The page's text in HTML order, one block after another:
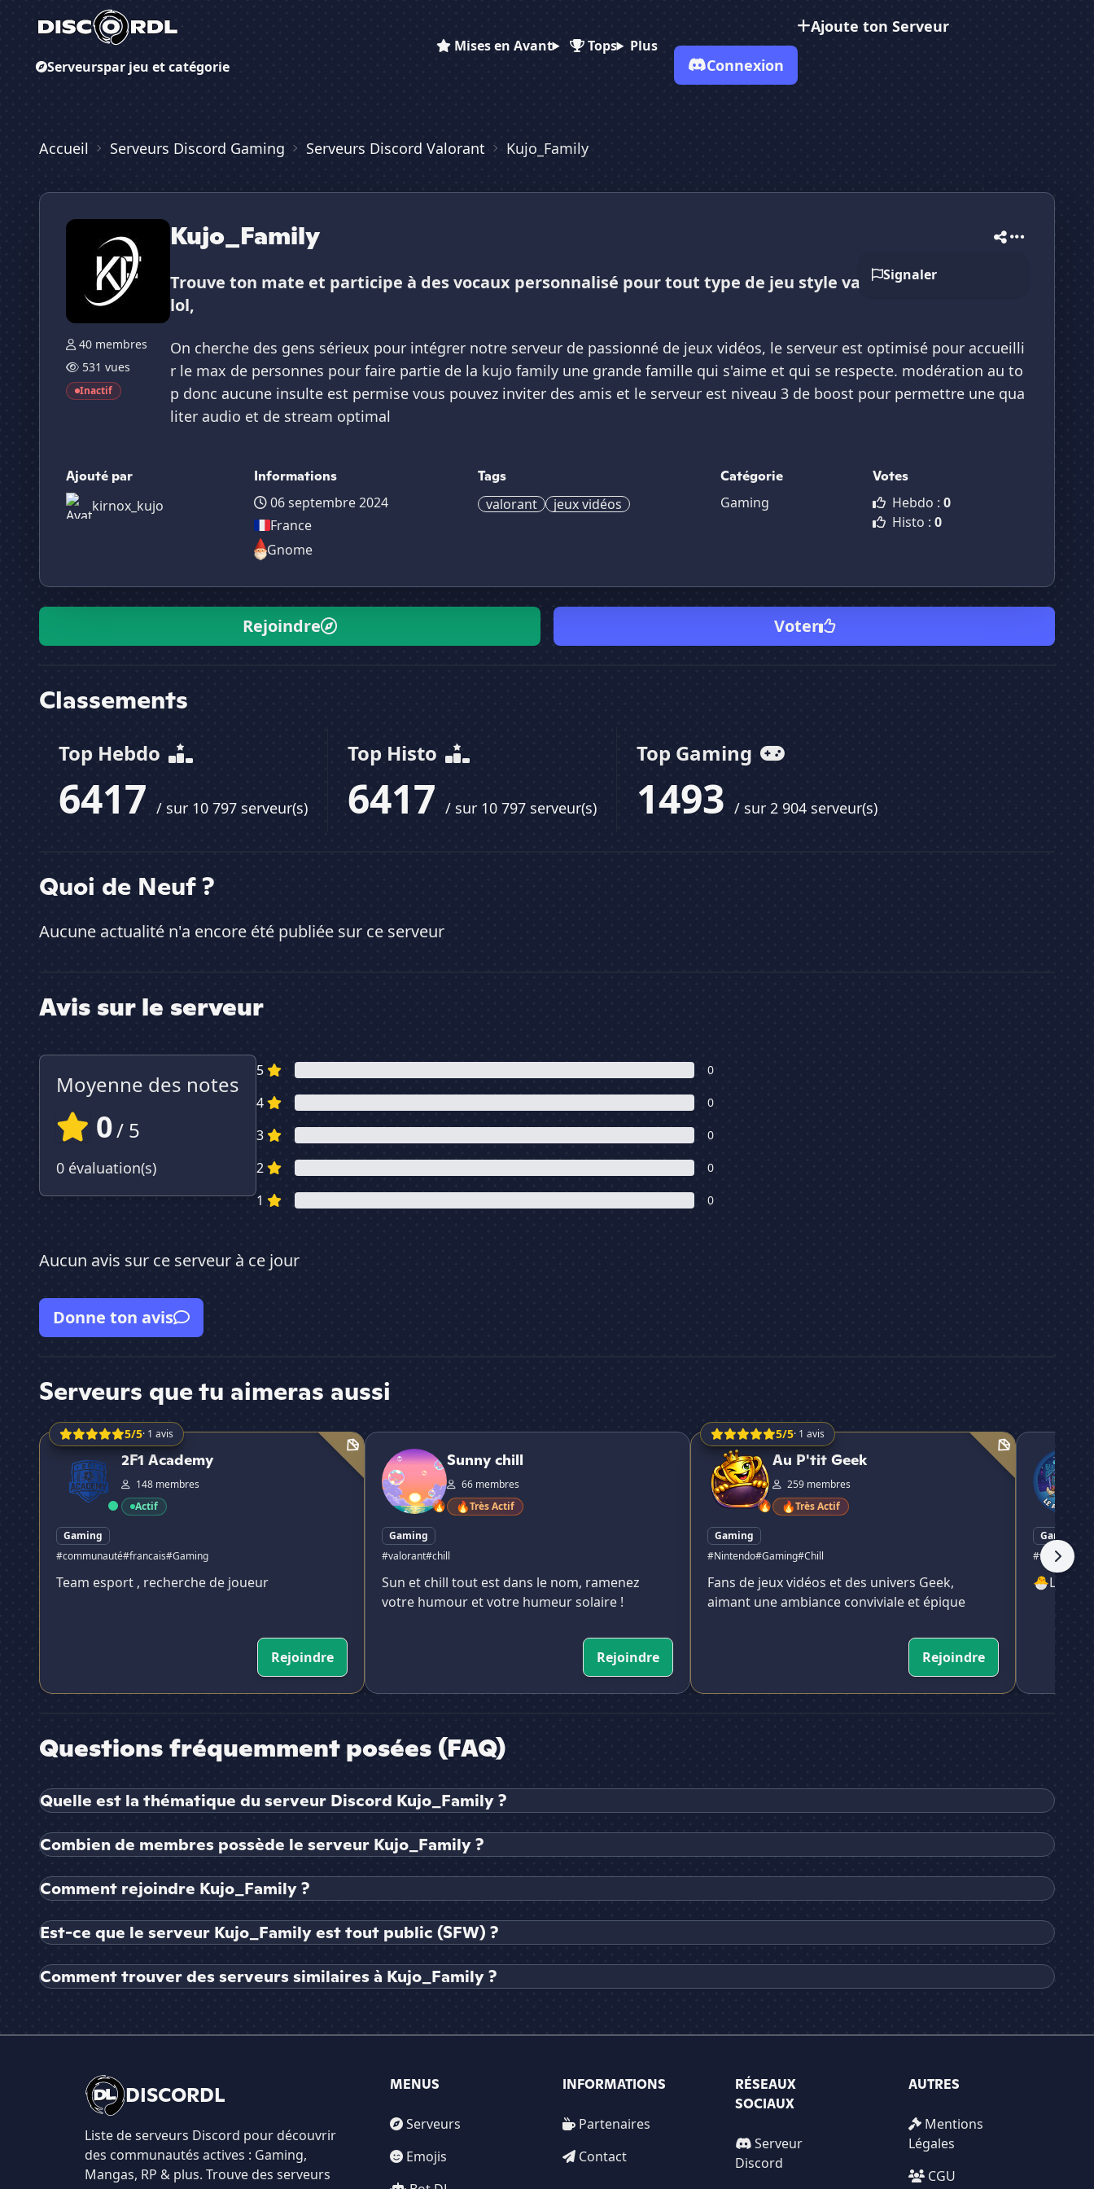
Serveurspar jeu et catégorie
Mises en Avant Tops Plus
Ajoute ton Serveur
Connexion
Accueil Serveurs Discord Gaming Serveurs Discord Valorant Kujo_Family
40 membres
531 vues
Inactif
Kujo_Family
Signaler
Trouve ton mate et participe à des vocaux personnalisé pour tout type de jeu style valorant, minecraft,
lol,
On cherche des gens sérieux pour intégrer notre serveur de passionné de jeux vidéos, le serveur est optimisé pour accueilli
r le max de personnes pour faire partie de la kujo family une grande famille qui s'aime et qui se respecte. modération au to
p donc aucune insulte est permise vous pouvez inviter des amis et le serveur est niveau 3 de boost pour permettre une qua
liter audio et de stream optimal
Ajouté par
kirnox_kujo
Informations
06 septembre 2024
France
Gnome
Tags
valorant jeux vidéos
Catégorie
Gaming
Votes
Hebdo :0
Histo :0
Rejoindre Voter
Vote pourKujo_Family
Classements
Top Hebdo
6417 / sur 10 797 serveur(s)
Top Histo
6417 / sur 10 797 serveur(s)
Top Gaming
1493 / sur 2 904 serveur(s)
Quoi de Neuf ?
Aucune actualité n'a encore été publiée sur ce serveur
Avis sur le serveur
Moyenne des notes
0/ 5
0 évaluation(s)
5 0
4 0
3 0
2 0
1 0
Aucun avis sur ce serveur à ce jour
Donne ton avis
Kujo_Family
Serveurs que tu aimeras aussi
5/5· 1 avis
2F1 Academy
2F1 Academy
148 membres
Actif
Gaming
#communauté#francais#Gaming
Team esport , recherche de joueur
Rejoindre
Sunny chill
🔥
Sunny chill
66 membres
🔥Très Actif
Gaming
#valorant#chill
Sun et chill tout est dans le nom, ramenez
votre humour et votre humeur solaire !
Rejoindre
5/5· 1 avis
Au P'tit Geek
🔥
Au P'tit Geek
259 membres
🔥Très Actif
Gaming
#Nintendo#Gaming#Chill
Fans de jeux vidéos et des univers Geek,
aimant une ambiance conviviale et épique
Rejoindre
🐣Le
Gaming
#valorant
🐣Le
Questions fréquemment posées (FAQ)
Quelle est la thématique du serveur Discord Kujo_Family ?
Combien de membres possède le serveur Kujo_Family ?
Comment rejoindre Kujo_Family ?
Est-ce que le serveur Kujo_Family est tout public (SFW) ?
Comment trouver des serveurs similaires à Kujo_Family ?
Kujo_Family
DISCORDL
Liste de serveurs Discord pour découvrir
des communautés actives : Gaming,
Mangas, RP & plus. Trouve des serveurs
MENUS
Serveurs
Emojis
INFORMATIONS
Partenaires
Contact
RÉSEAUX
SOCIAUX
Serveur
Discord
AUTRES
Mentions
Légales
CGU